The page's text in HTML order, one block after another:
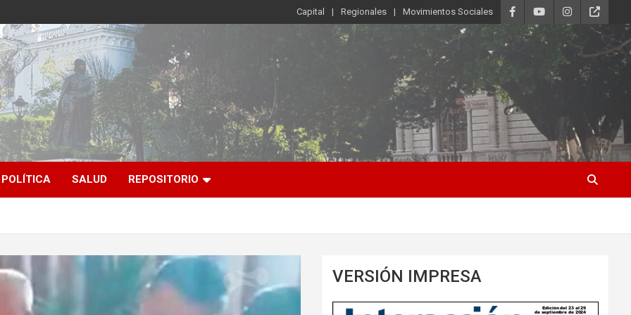
Capital Regionales Movimientos Sociales
POLÍTICA SALUD REPOSITORIO
VERSIÓN IMPRESA